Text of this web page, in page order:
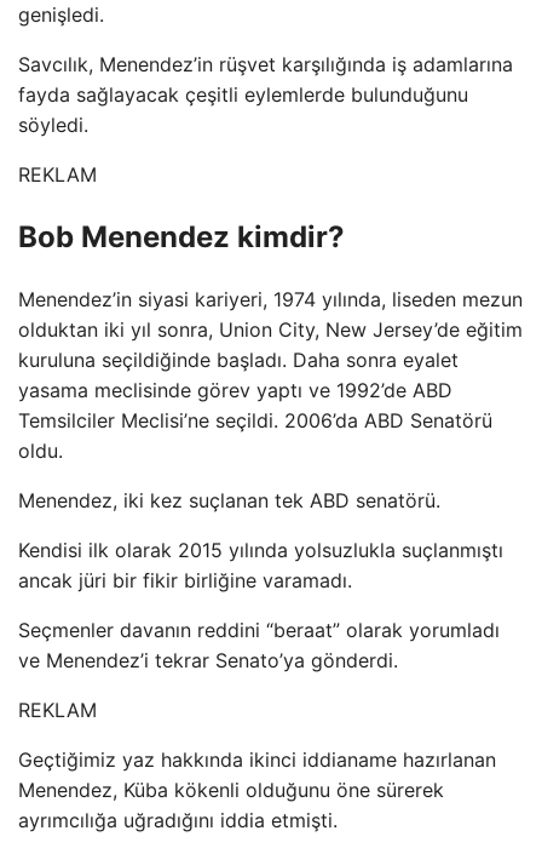
genişledi.
Savcılık, Menendez’in rüşvet karşılığında iş adamlarına
fayda sağlayacak çeşitli eylemlerde bulunduğunu
söyledi.
REKLAM
Bob Menendez kimdir?
Menendez’in siyasi kariyeri, 1974 yılında, liseden mezun
olduktan iki yıl sonra, Union City, New Jersey’de eğitim
kuruluna seçildiğinde başladı. Daha sonra eyalet
yasama meclisinde görev yaptı ve 1992’de ABD
Temsilciler Meclisi’ne seçildi. 2006’da ABD Senatörü
oldu.
Menendez, iki kez suçlanan tek ABD senatörü.
Kendisi ilk olarak 2015 yılında yolsuzlukla suçlanmıştı
ancak jüri bir fikir birliğine varamadı.
Seçmenler davanın reddini “beraat” olarak yorumladı
ve Menendez’i tekrar Senato’ya gönderdi.
REKLAM
Geçtiğimiz yaz hakkında ikinci iddianame hazırlanan
Menendez, Küba kökenli olduğunu öne sürerek
ayrımcılığa uğradığını iddia etmişti.